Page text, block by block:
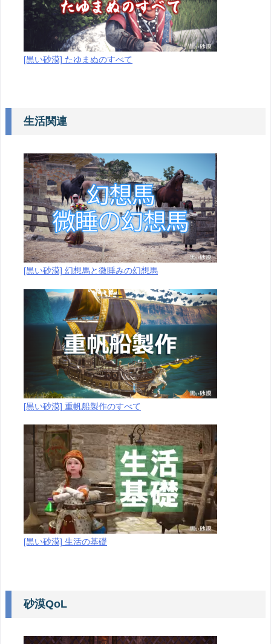
[黒い砂漠] たゆまぬのすべて
生活関連
[黒い砂漠] 幻想馬と微睡みの幻想馬
[黒い砂漠] 重帆船製作のすべて
[黒い砂漠] 生活の基礎
砂漠QoL